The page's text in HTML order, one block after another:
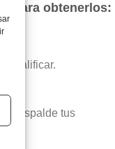
para obtenerlos:
calificar.
respalde tus